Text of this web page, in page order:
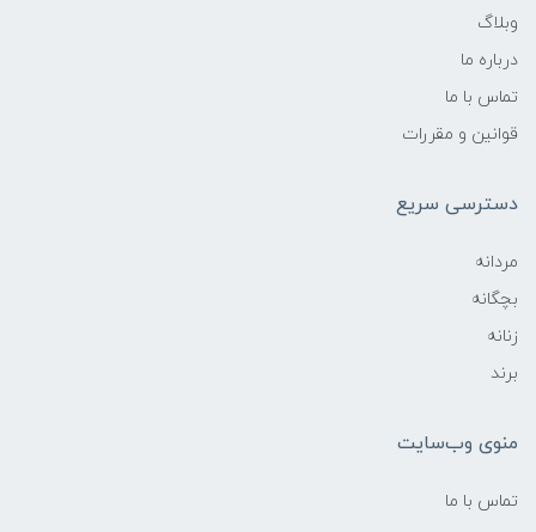
وبلاگ
درباره ما
تماس با ما
قوانین و مقررات
دسترسی سریع
مردانه
بچگانه
زنانه
برند
منوی وب‌سایت
تماس با ما